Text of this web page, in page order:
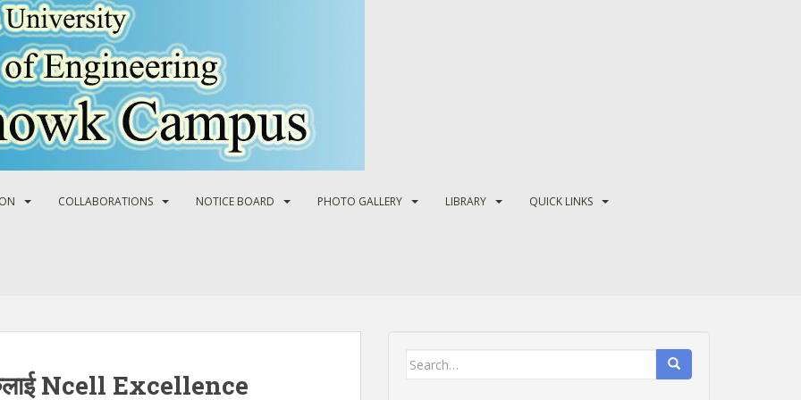
COLLABORATIONS NOTICE BOARD PHOTO GALLERY LIBRARY QUICK LINKS
Ncell Excellence
Search